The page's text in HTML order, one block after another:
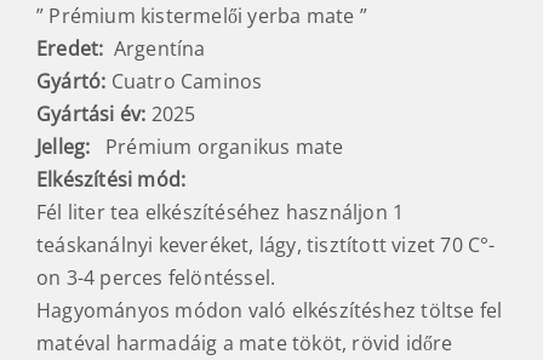
” Prémium kistermelői yerba mate ”
Eredet: Argentína
Gyártó: Cuatro Caminos
Gyártási év: 2025
Jelleg: Prémium organikus mate
Elkészítési mód:
Fél liter tea elkészítéséhez használjon 1
teáskanálnyi keveréket, lágy, tisztított vizet 70 C°-
on 3-4 perces felöntéssel.
Hagyományos módon való elkészítéshez töltse fel
matéval harmadáig a mate tököt, rövid időre